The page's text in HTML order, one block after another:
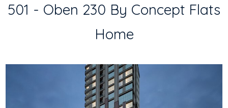
501 - Oben 230 By Concept Flats
Home